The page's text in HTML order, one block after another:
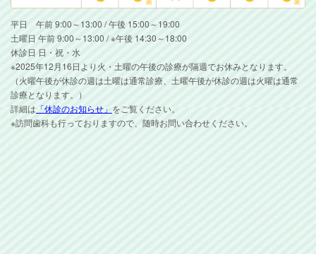
平日 午前 9:00～13:00 / 午後 15:00～19:00
土曜日 午前 9:00～13:00 / ※午後 14:30～18:00
休診日 日・祝・水
※2025年12月16日より火・土曜の午後の診療が隔週でお休みとなります。
（火曜午後が休診の週は土曜は通常診療、土曜午後が休診の週は火曜は通常
診療となります。）
詳細は 「休診のお知らせ」 をご覧ください。
※訪問歯科も行っておりますので、随時お問い合わせください。